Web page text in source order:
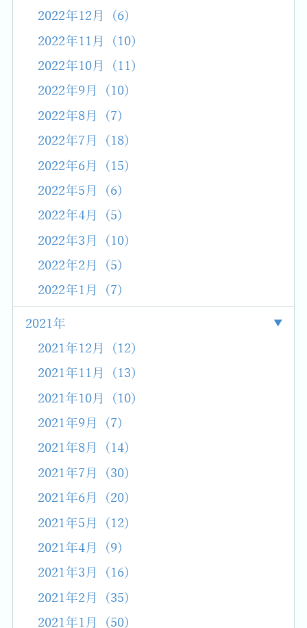
2022年12月 (6)
2022年11月 (10)
2022年10月 (11)
2022年9月 (10)
2022年8月 (7)
2022年7月 (18)
2022年6月 (15)
2022年5月 (6)
2022年4月 (5)
2022年3月 (10)
2022年2月 (5)
2022年1月 (7)
2021年
2021年12月 (12)
2021年11月 (13)
2021年10月 (10)
2021年9月 (7)
2021年8月 (14)
2021年7月 (30)
2021年6月 (20)
2021年5月 (12)
2021年4月 (9)
2021年3月 (16)
2021年2月 (35)
2021年1月 (50)